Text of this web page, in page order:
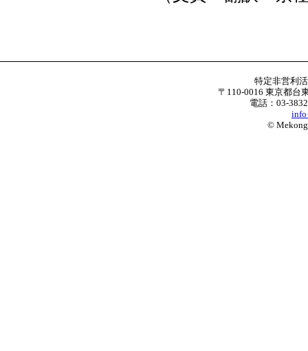
特定非営利
〒110-0016 東京都台
電話：03-
info
© Mekong